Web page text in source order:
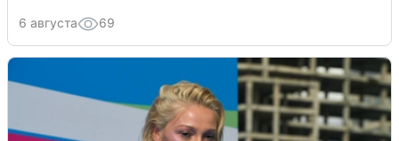
6 августа 69